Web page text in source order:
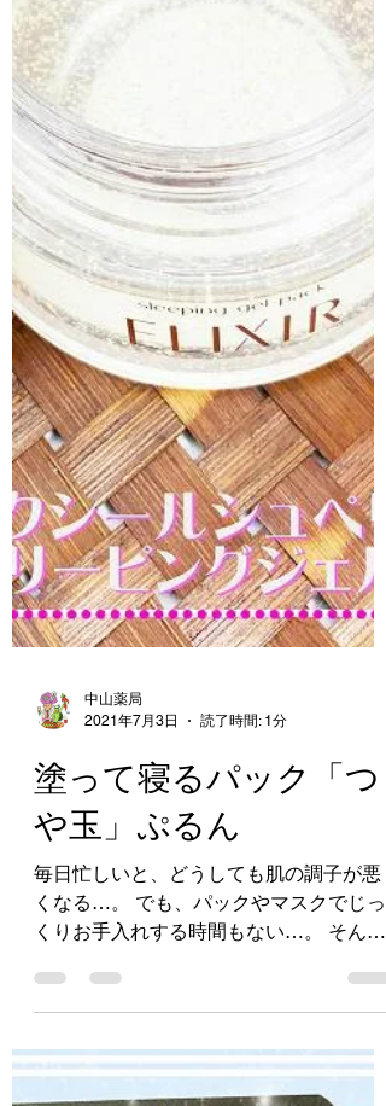
中山薬局
塗って寝るパック「つ
や玉」ぷるん
くりお手入れする時間もない…。 そんな
あなたへ、エイジングケアの新習慣 塗っ